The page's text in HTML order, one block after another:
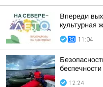
Впереди
культурная
11:04
беспечности
12:24